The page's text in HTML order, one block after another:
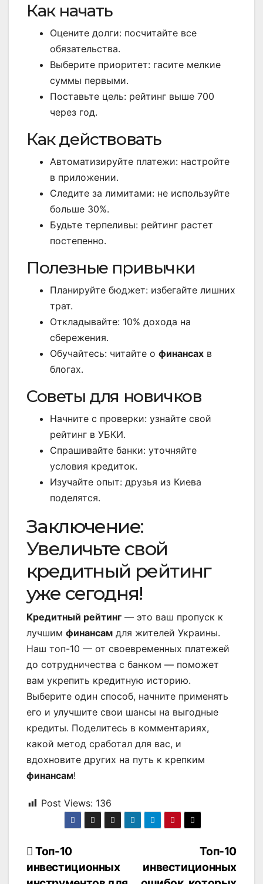
Как начать
Оцените долги: посчитайте все
обязательства.
Выберите приоритет: гасите мелкие
суммы первыми.
Поставьте цель: рейтинг выше 700
через год.
Как действовать
Автоматизируйте платежи: настройте
в приложении.
Следите за лимитами: не используйте
больше 30%.
Будьте терпеливы: рейтинг растет
постепенно.
Полезные привычки
Планируйте бюджет: избегайте лишних
трат.
Откладывайте: 10% дохода на
сбережения.
Обучайтесь: читайте о финансах в
блогах.
Советы для новичков
Начните с проверки: узнайте свой
рейтинг в УБКИ.
Спрашивайте банки: уточняйте
условия кредиток.
Изучайте опыт: друзья из Киева
поделятся.
Заключение:
Увеличьте свой
кредитный рейтинг
уже сегодня!
Кредитный рейтинг — это ваш пропуск к
лучшим финансам для жителей Украины.
Наш топ-10 — от своевременных платежей
до сотрудничества с банком — поможет
вам укрепить кредитную историю.
Выберите один способ, начните применять
его и улучшите свои шансы на выгодные
кредиты. Поделитесь в комментариях,
какой метод сработал для вас, и
вдохновите других на путь к крепким
финансам!
Post Views: 136
Навигация
по
Топ-10
инвестиционных
Топ-10
инвестиционных